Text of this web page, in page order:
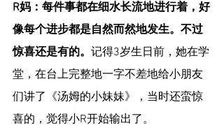
R妈：每件事都在细水长流地进行着，好
像每个进步都是自然而然地发生。不过
惊喜还是有的。 记得3岁生日前，她在学
堂，在台上完整地一字不差地给小朋友
们讲了《汤姆的小妹妹》，当时还蛮惊
喜的，觉得小R开始输出了。